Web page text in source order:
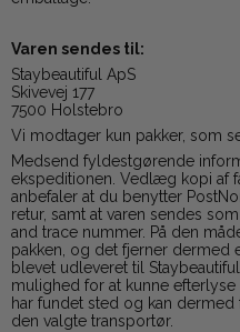
Varen sendes til:
Staybeautiful ApS
Skivevej 177
7500 Holstebro
Vi modtager kun pakker, som
Medsend fyldestgørende
ekspeditionen. Vedlæg kopi af
anbefaler at du benytter
retur, samt at varen sendes
and trace nummer. På den
pakken, og det fjerner dermed
blevet udleveret til
mulighed for at kunne
har fundet sted og kan
den valgte transportør.